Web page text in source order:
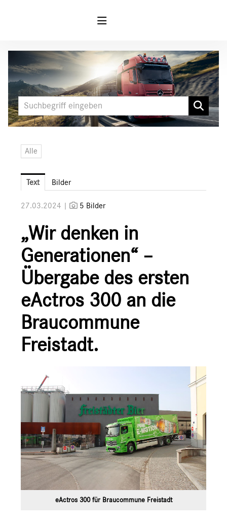
Meldungen
MARKEN & PRODUKTE
FUSO
Mercedes-Benz
Unimog
Media
Downloads
Ansprechpartner
Alle
Text Bilder
27.03.2024 | 5 Bilder
„Wir denken in
Generationen“ –
Übergabe des ersten
eActros 300 an die
Braucommune
Freistadt.
eActros 300 für Braucommune Freistadt